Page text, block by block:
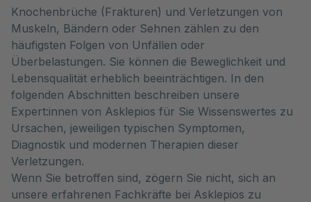
Knochenbrüche (Frakturen) und Verletzungen von
Muskeln, Bändern oder Sehnen zählen zu den
häufigsten Folgen von Unfällen oder
Überbelastungen. Sie können die Beweglichkeit und
Lebensqualität erheblich beeinträchtigen. In den
folgenden Abschnitten beschreiben unsere
Expert:innen von Asklepios für Sie Wissenswertes zu
Ursachen, jeweiligen typischen Symptomen,
Diagnostik und modernen Therapien dieser
Verletzungen.
Wenn Sie betroffen sind, zögern Sie nicht, sich an
unsere erfahrenen Fachkräfte bei Asklepios zu